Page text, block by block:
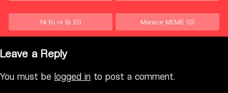
Ni fú ni fá (0) Merece MEME (0)
Leave a Reply
You must be logged in to post a comment.